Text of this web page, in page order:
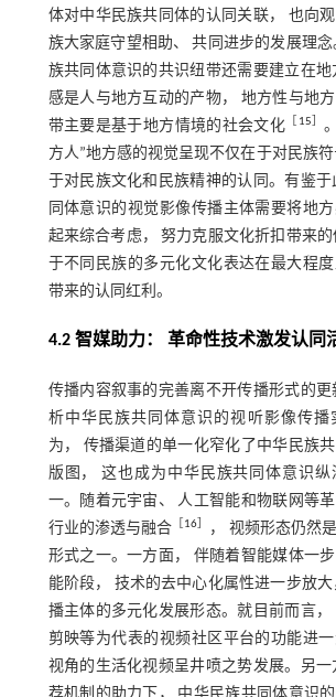
体对中华民族共同体的认同关联， 也向
族大家庭守望相助、 共同进步的发展理
族共同体意识的共识纽带还需要建立在地
感是人与地方互动的产物， 地方性与地
带主要是基于地方情境的社会文化
15
方人”地方感的视觉呈现不仅在于对民族
于对民族文化和民族精神的认同。有鉴于
同体意识的视觉影像传播主体需要将地
起来综合考虑， 努力克服文化折扣带来
于不同民族的多元化文化表达在最大程
带来的认同红利。
4.2 智媒助力： 革命性技术激发认同
传播内容叙事的完善离不开传播形式的更
析中华民族共同体意识的视听影像传播
为， 传播渠道的单一化窄化了中华民族
版图， 这也成为中华民族共同体意识纵
一。随着元宇宙、 人工智能和物联网等
行业的渗透与融合
16
， 视频形态仍然
形式之一。一方面， 伴随着智能媒体一
能阶段， 技术的去中心化属性进一步放
播主体的多元化发展形态。就目前而言，
剪映等为代表的视频社区平台的功能进
视角的生活化视频呈井喷之势发展。另一